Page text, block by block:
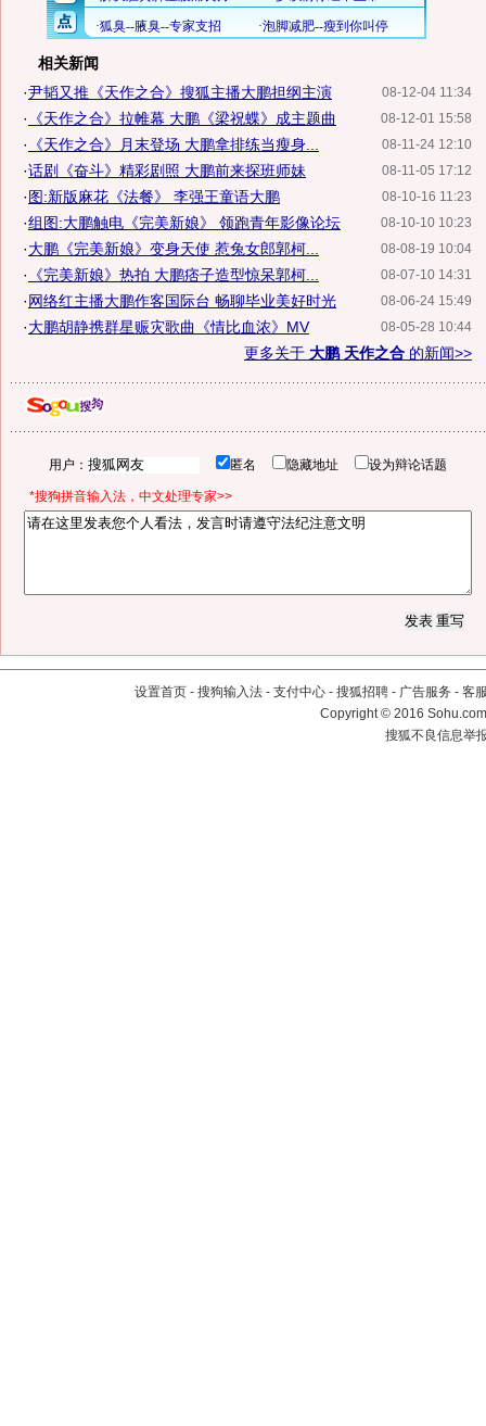
相关新闻
08-12-04 11:34
·尹韬又推《天作之合》搜狐主播大鹏担纲主演
08-12-01 15:58
· 《天作之合》拉帷幕 大鹏《梁祝蝶》成主题曲
08-11-24 12:10
· 《天作之合》月末登场 大鹏拿排练当瘦身...
08-11-05 17:12
·话剧《奋斗》精彩剧照 大鹏前来探班师妹
08-10-16 11:23
·图:新版麻花《法餐》 李强王童语大鹏
08-10-10 10:23
·组图:大鹏触电《完美新娘》 领跑青年影像论坛
08-08-19 10:04
·大鹏《完美新娘》变身天使 惹兔女郎郭柯...
08-07-10 14:31
· 《完美新娘》热拍 大鹏痞子造型惊呆郭柯...
08-06-24 15:49
·网络红主播大鹏作客国际台 畅聊毕业美好时光
08-05-28 10:44
·大鹏胡静携群星赈灾歌曲《情比血浓》MV
更多关于 大鹏 天作之合 的新闻>>
用户： 匿名 隐藏地址 设为辩论话题
*搜狗拼音输入法，中文处理专家>>
设置首页 - 搜狗输入法 - 支付中心 - 搜狐招聘 - 广告服务 - 客
Copyright©2016
搜狐不良信息举